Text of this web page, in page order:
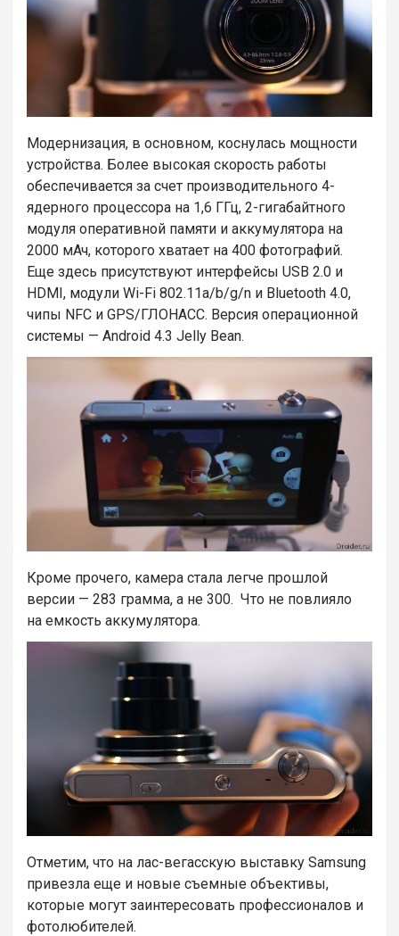
Модернизация, в основном, коснулась мощности
устройства. Более высокая скорость работы
обеспечивается за счет производительного 4-
ядерного процессора на 1,6 ГГц, 2-гигабайтного
модуля оперативной памяти и аккумулятора на
2000 мАч, которого хватает на 400 фотографий.
Еще здесь присутствуют интерфейсы USB 2.0 и
HDMI, модули Wi-Fi 802.11a/b/g/n и Bluetooth 4.0,
чипы NFC и GPS/ГЛОНАСС. Версия операционной
системы — Android 4.3 Jelly Bean.
Кроме прочего, камера стала легче прошлой
версии — 283 грамма, а не 300. Что не повлияло
на емкость аккумулятора.
Отметим, что на лас-вегасскую выставку Samsung
привезла еще и новые съемные объективы,
которые могут заинтересовать профессионалов и
фотолюбителей.